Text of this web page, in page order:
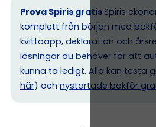
Prova Spiris gratis Spiris
komplett från början med
kvittoapp, deklaration och
lösningar du behöver för att
kunna ta ledigt. Alla kan testa
här) och nystartade bokför